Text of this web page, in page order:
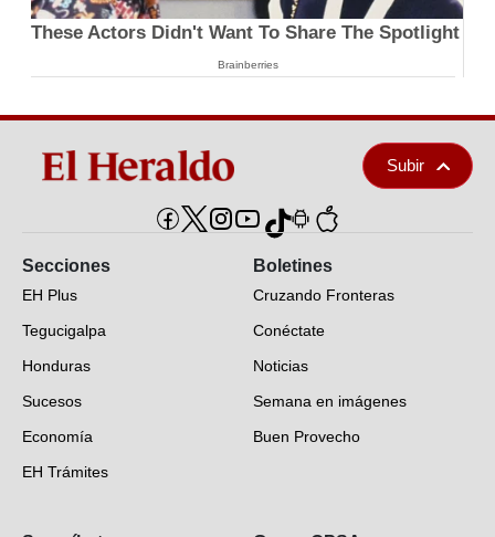
These Actors Didn't Want To Share The Spotlight
Brainberries
Subir
Secciones
EH Plus
Tegucigalpa
Honduras
Sucesos
Economía
EH Trámites
Boletines
Cruzando Fronteras
Conéctate
Noticias
Semana en imágenes
Buen Provecho